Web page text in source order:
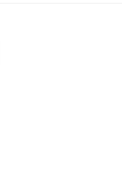
espaço para lazer,